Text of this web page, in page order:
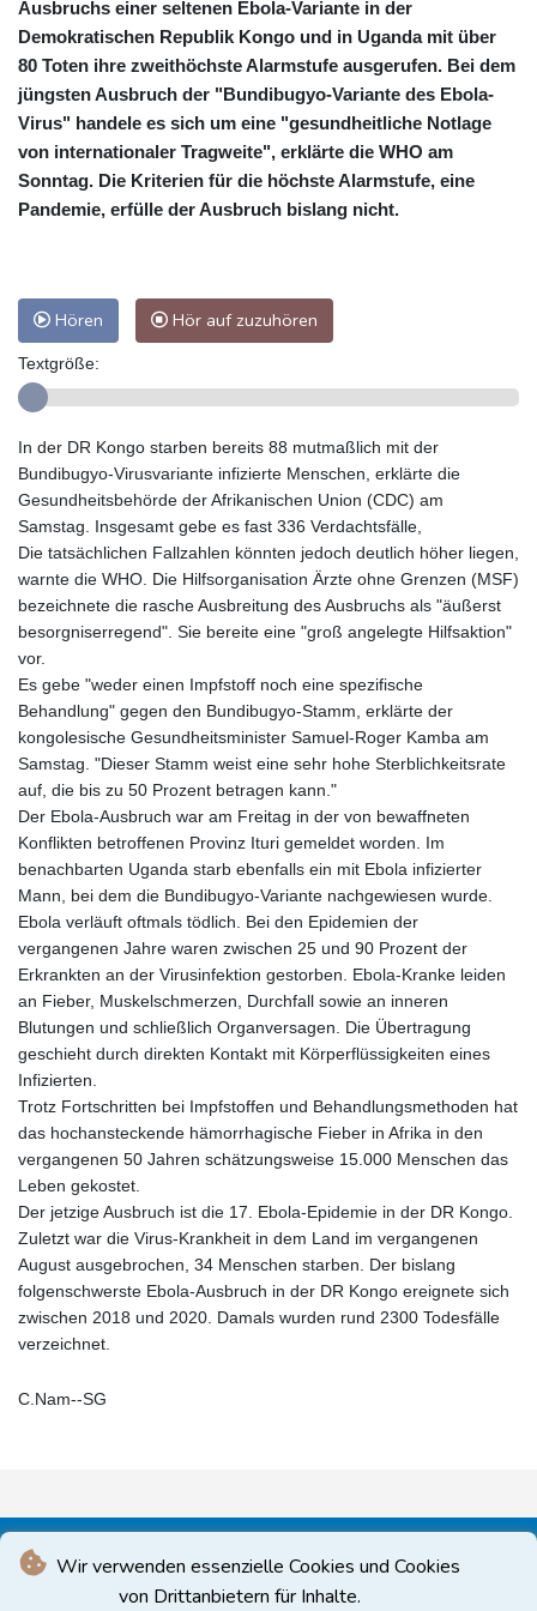
Wir verwenden essenzielle Cookies und Cookies
von Drittanbietern für Inhalte.
Ausbruchs einer seltenen Ebola-Variante in der
Demokratischen Republik Kongo und in Uganda mit über
80 Toten ihre zweithöchste Alarmstufe ausgerufen. Bei dem
jüngsten Ausbruch der "Bundibugyo-Variante des Ebola-
Virus" handele es sich um eine "gesundheitliche Notlage
von internationaler Tragweite", erklärte die WHO am
Sonntag. Die Kriterien für die höchste Alarmstufe, eine
Pandemie, erfülle der Ausbruch bislang nicht.
Hören Hör auf zuzuhören
Textgröße:
In der DR Kongo starben bereits 88 mutmaßlich mit der
Bundibugyo-Virusvariante infizierte Menschen, erklärte die
Gesundheitsbehörde der Afrikanischen Union (CDC) am
Samstag. Insgesamt gebe es fast 336 Verdachtsfälle,
Die tatsächlichen Fallzahlen könnten jedoch deutlich höher liegen,
warnte die WHO. Die Hilfsorganisation Ärzte ohne Grenzen (MSF)
bezeichnete die rasche Ausbreitung des Ausbruchs als "äußerst
besorgniserregend". Sie bereite eine "groß angelegte Hilfsaktion"
vor.
Es gebe "weder einen Impfstoff noch eine spezifische
Behandlung" gegen den Bundibugyo-Stamm, erklärte der
kongolesische Gesundheitsminister Samuel-Roger Kamba am
Samstag. "Dieser Stamm weist eine sehr hohe Sterblichkeitsrate
auf, die bis zu 50 Prozent betragen kann."
Der Ebola-Ausbruch war am Freitag in der von bewaffneten
Konflikten betroffenen Provinz Ituri gemeldet worden. Im
benachbarten Uganda starb ebenfalls ein mit Ebola infizierter
Mann, bei dem die Bundibugyo-Variante nachgewiesen wurde.
Ebola verläuft oftmals tödlich. Bei den Epidemien der
vergangenen Jahre waren zwischen 25 und 90 Prozent der
Erkrankten an der Virusinfektion gestorben. Ebola-Kranke leiden
an Fieber, Muskelschmerzen, Durchfall sowie an inneren
Blutungen und schließlich Organversagen. Die Übertragung
geschieht durch direkten Kontakt mit Körperflüssigkeiten eines
Infizierten.
Trotz Fortschritten bei Impfstoffen und Behandlungsmethoden hat
das hochansteckende hämorrhagische Fieber in Afrika in den
vergangenen 50 Jahren schätzungsweise 15.000 Menschen das
Leben gekostet.
Der jetzige Ausbruch ist die 17. Ebola-Epidemie in der DR Kongo.
Zuletzt war die Virus-Krankheit in dem Land im vergangenen
August ausgebrochen, 34 Menschen starben. Der bislang
folgenschwerste Ebola-Ausbruch in der DR Kongo ereignete sich
zwischen 2018 und 2020. Damals wurden rund 2300 Todesfälle
verzeichnet.
C.Nam--SG